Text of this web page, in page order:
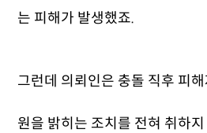
는 피해가 발생했죠.
그런데 의뢰인은 충돌 직후 피
원을 밝히는 조치를 전혀 취하